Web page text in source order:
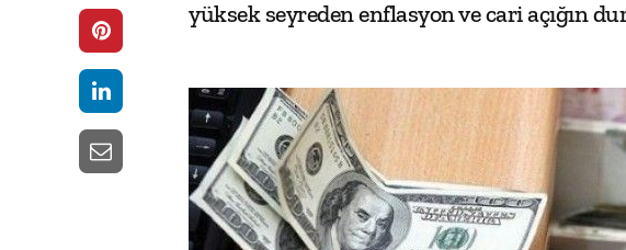
yüksek seyreden enflasyon ve cari açığın